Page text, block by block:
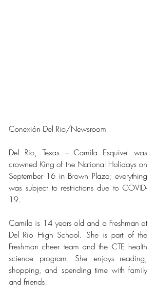
Conexión Del Rio/Newsroom
Del Rio, Texas – Camila Esquivel was
crowned King of the National Holidays on
September 16 in Brown Plaza; everything
was subject to restrictions due to COVID-
19.
Camila is 14 years old and a Freshman at
Del Rio High School. She is part of the
Freshman cheer team and the CTE health
science program. She enjoys reading,
shopping, and spending time with family
and friends.